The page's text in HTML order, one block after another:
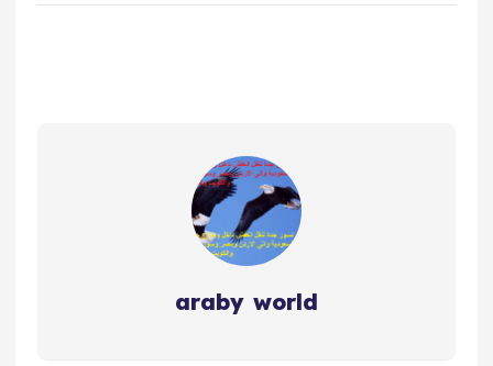
araby world